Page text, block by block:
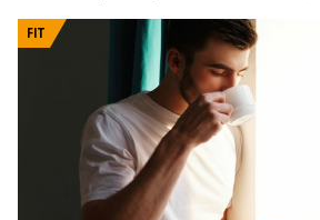
spremenite.
FIT